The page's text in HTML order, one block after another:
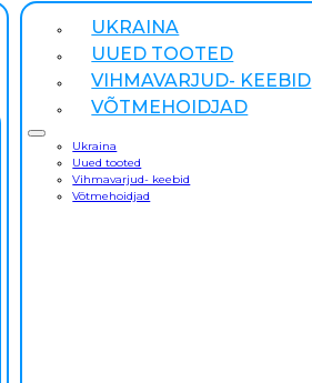
UKRAINA
UUED TOOTED
VIHMAVARJUD- KEEBID
VÕTMEHOIDJAD
Ukraina
Uued tooted
Vihmavarjud- keebid
Võtmehoidjad